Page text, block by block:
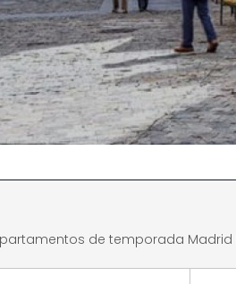
de temporada Madrid